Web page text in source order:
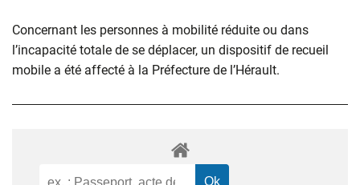
Concernant les personnes à mobilité réduite ou dans
l’incapacité totale de se déplacer, un dispositif de recueil
mobile a été affecté à la Préfecture de l’Hérault.